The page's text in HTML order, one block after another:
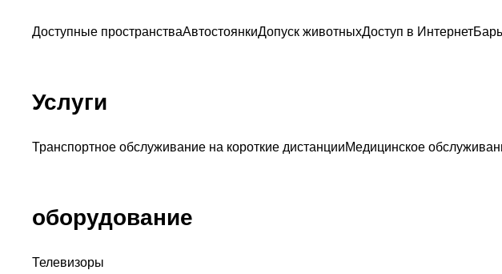
Доступные пространстваАвтостоянкиДопуск животныхДоступ в Интернет
Услуги
Транспортное обслуживание на короткие дистанцииМедицинское
оборудование
Телевизоры